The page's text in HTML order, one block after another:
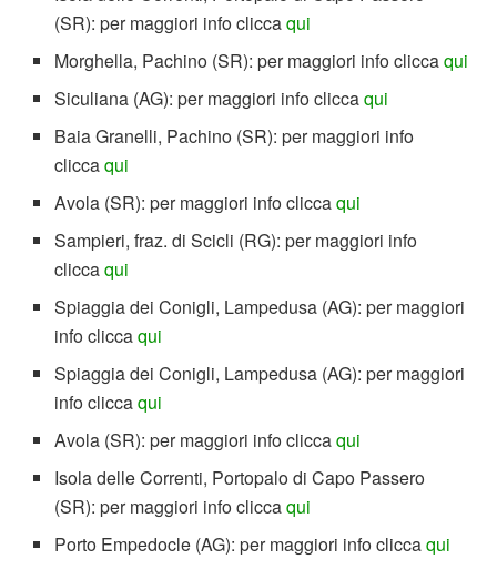
(SR): per maggiori info cliccaqui
Morghella, Pachino (SR): per maggiori info cliccaqui
Siculiana (AG): per maggiori info cliccaqui
Baia Granelli, Pachino (SR): per maggiori info
cliccaqui
Avola (SR): per maggiori info cliccaqui
Sampieri, fraz. di Scicli (RG): per maggiori info
cliccaqui
Spiaggia dei Conigli, Lampedusa (AG): per maggiori
info cliccaqui
Spiaggia dei Conigli, Lampedusa (AG): per maggiori
info cliccaqui
Avola (SR): per maggiori info cliccaqui
Isola delle Correnti, Portopalo di Capo Passero
(SR): per maggiori info cliccaqui
Porto Empedocle (AG): per maggiori info cliccaqui